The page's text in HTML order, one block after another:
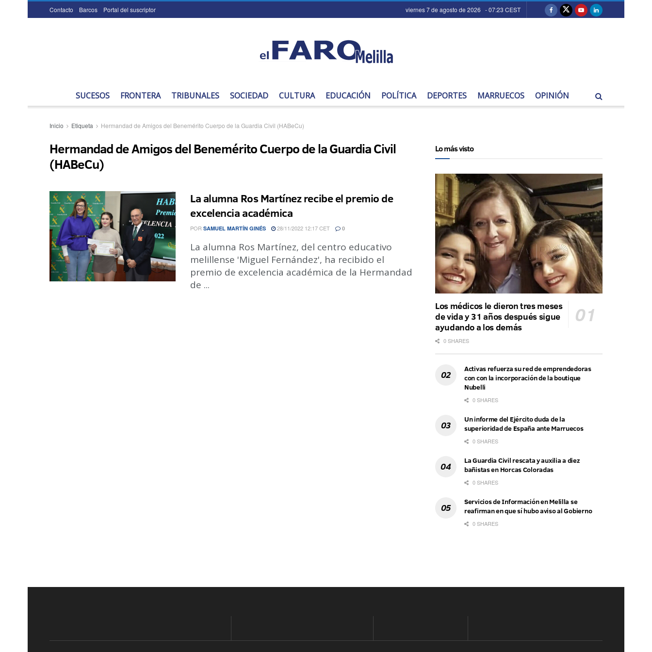
Contacto Barcos Portal del suscriptor viernes 7 de agosto de 2026 - 07:23 CEST
SUCESOS FRONTERA TRIBUNALES SOCIEDAD CULTURA EDUCACIÓN POLÍTICA DEPORTES MARRUECOS OPINIÓN
Inicio Etiqueta Hermandad de Amigos del Benemérito Cuerpo de la Guardia Civil (HABeCu)
Hermandad de Amigos del Benemérito Cuerpo de la Guardia Civil
(HABeCu)
La alumna Ros Martínez recibe el premio de
excelencia académica
POR SAMUEL MARTÍN GINÉS 28/11/2022 12:17 CET 0
La alumna Ros Martínez, del centro educativo
melillense 'Miguel Fernández', ha recibido el
premio de excelencia académica de la Hermandad
de ...
Lo más visto
Los médicos le dieron tres meses
de vida y 31 años después sigue
ayudando a los demás
0 SHARES
Activas refuerza su red de emprendedoras
con con la incorporación de la boutique
Nubelli
0 SHARES
Un informe del Ejército duda de la
superioridad de España ante Marruecos
0 SHARES
La Guardia Civil rescata y auxilia a diez
bañistas en Horcas Coloradas
0 SHARES
Servicios de Información en Melilla se
reafirman en que sí hubo aviso al Gobierno
0 SHARES